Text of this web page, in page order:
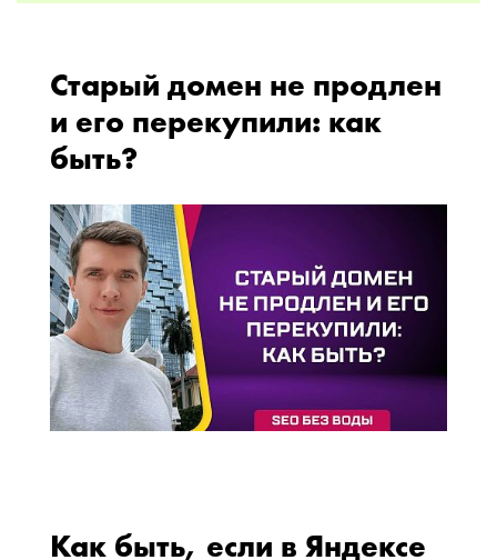
Старый домен не продлен
и его перекупили: как
быть?
Как быть, если в Яндексе